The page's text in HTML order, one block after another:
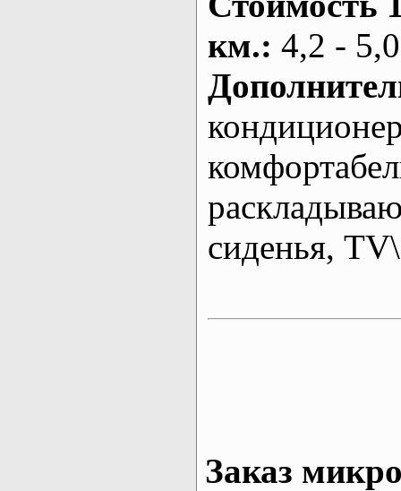
км.: 4,2 -
сиденья,
Заказ